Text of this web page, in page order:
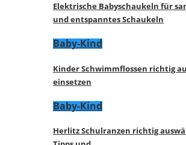
Elektrische Babyschaukeln für
und entspanntes Schaukeln
Baby-Kind
Kinder Schwimmflossen richtig
einsetzen
Baby-Kind
Herlitz Schulranzen richtig